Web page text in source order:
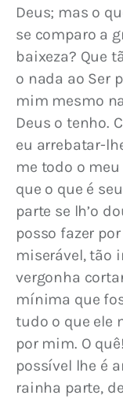
Deus; mas o
se comparo a
baixeza? Que
o nada ao Ser
mim mesmo
Deus o tenho.
eu arrebatar-
me todo o
que o que é
parte se lh’o
posso fazer
miserável, tão
vergonha
mínima que
tudo o que ele
por mim. O
possível lhe é
rainha parte,